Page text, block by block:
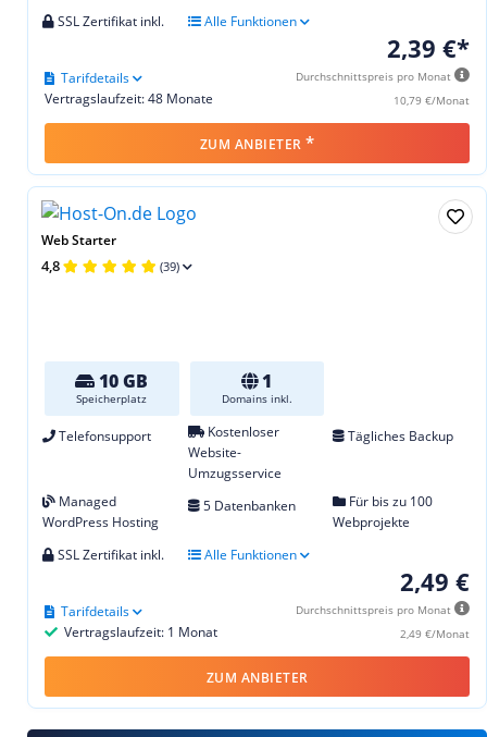
SSL Zertifikat inkl. Alle Funktionen
2,39 €*
Durchschnittspreis pro Monat
10,79 €/Monat
Vertragslaufzeit: 48 Monate
Tarifdetails
ZUM ANBIETER *
Web Starter
4,8 (39)
10 GB
Speicherplatz
1
Domains inkl.
Telefonsupport
Kostenloser
Website-
Umzugsservice
Tägliches Backup
Managed
WordPress Hosting
5 Datenbanken
Für bis zu 100
Webprojekte
SSL Zertifikat inkl.
Alle Funktionen
2,49 €
Durchschnittspreis pro Monat
2,49 €/Monat
Vertragslaufzeit: 1 Monat
Tarifdetails
ZUM ANBIETER